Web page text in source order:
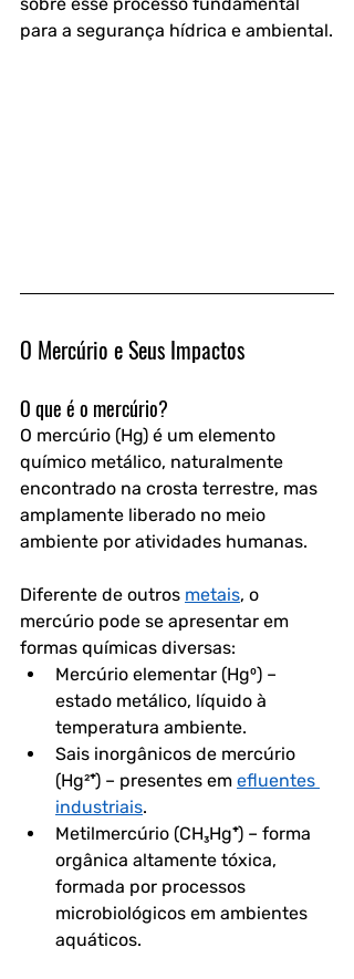
para a segurança hídrica e ambiental.
O Mercúrio e Seus Impactos
O que é o mercúrio?
O mercúrio (Hg) é um elemento
químico metálico, naturalmente
encontrado na crosta terrestre, mas
amplamente liberado no meio
ambiente por atividades humanas.
Diferente de outros metais, o
mercúrio pode se apresentar em
formas químicas diversas:
Mercúrio elementar (Hg⁰) –
estado metálico, líquido à
temperatura ambiente.
Sais inorgânicos de mercúrio
(Hg²⁺) – presentes em efluentes
industriais.
Metilmercúrio (CH₃Hg⁺) – forma
orgânica altamente tóxica,
formada por processos
microbiológicos em ambientes
aquáticos.